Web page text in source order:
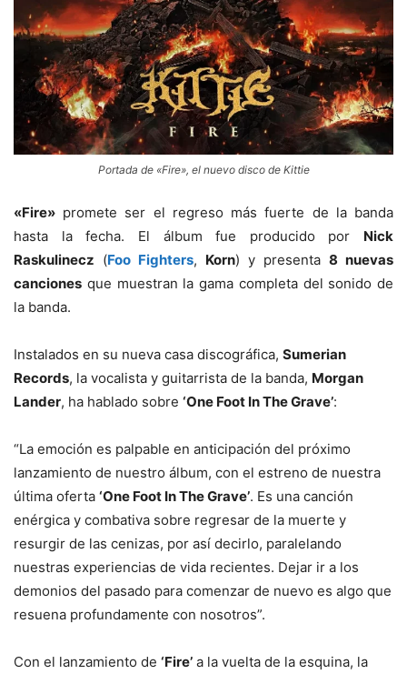
Portada de «Fire», el nuevo disco de Kittie
«Fire» promete ser el regreso más fuerte de la banda
hasta la fecha. El álbum fue producido por Nick
Raskulinecz (Foo Fighters, Korn) y presenta 8 nuevas
canciones que muestran la gama completa del sonido de
la banda.
Instalados en su nueva casa discográfica, Sumerian
Records, la vocalista y guitarrista de la banda, Morgan
Lander, ha hablado sobre ‘One Foot In The Grave’:
“La emoción es palpable en anticipación del próximo
lanzamiento de nuestro álbum, con el estreno de nuestra
última oferta ‘One Foot In The Grave’. Es una canción
enérgica y combativa sobre regresar de la muerte y
resurgir de las cenizas, por así decirlo, paralelando
nuestras experiencias de vida recientes. Dejar ir a los
demonios del pasado para comenzar de nuevo es algo que
resuena profundamente con nosotros”.
Con el lanzamiento de ‘Fire’ a la vuelta de la esquina, la